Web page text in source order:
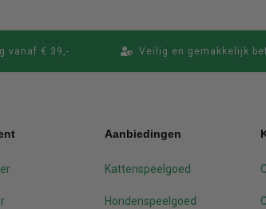
vanaf € 39,- Veilig en gemakkelijk
Aanbiedingen
Kattenspeelgoed
Hondenspeelgoed